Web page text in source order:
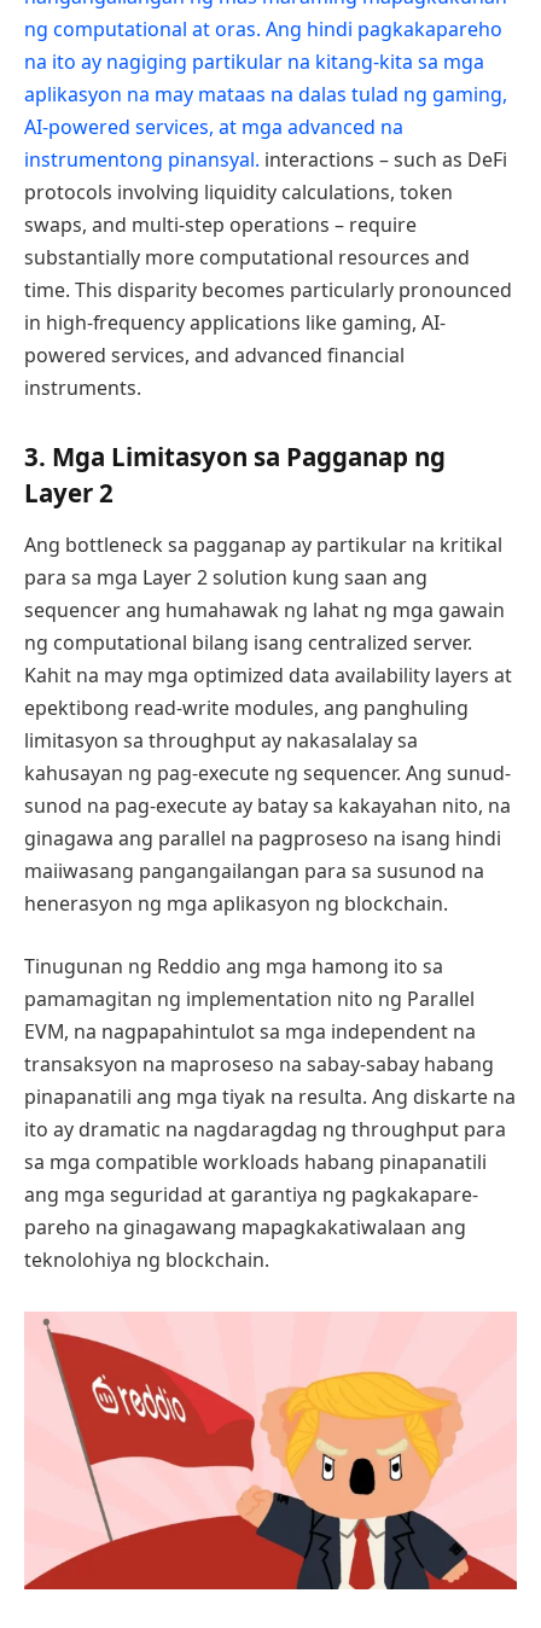
ng computational at oras. Ang hindi pagkakapareho
na ito ay nagiging partikular na kitang-kita sa mga
aplikasyon na may mataas na dalas tulad ng gaming,
AI-powered services, at mga advanced na
instrumentong pinansyal. interactions – such as DeFi
protocols involving liquidity calculations, token
swaps, and multi-step operations – require
substantially more computational resources and
time. This disparity becomes particularly pronounced
in high-frequency applications like gaming, AI-
powered services, and advanced financial
instruments.
3. Mga Limitasyon sa Pagganap ng
Layer 2
Ang bottleneck sa pagganap ay partikular na kritikal
para sa mga Layer 2 solution kung saan ang
sequencer ang humahawak ng lahat ng mga gawain
ng computational bilang isang centralized server.
Kahit na may mga optimized data availability layers at
epektibong read-write modules, ang panghuling
limitasyon sa throughput ay nakasalalay sa
kahusayan ng pag-execute ng sequencer. Ang sunud-
sunod na pag-execute ay batay sa kakayahan nito, na
ginagawa ang parallel na pagproseso na isang hindi
maiiwasang pangangailangan para sa susunod na
henerasyon ng mga aplikasyon ng blockchain.
Tinugunan ng Reddio ang mga hamong ito sa
pamamagitan ng implementation nito ng Parallel
EVM, na nagpapahintulot sa mga independent na
transaksyon na maproseso na sabay-sabay habang
pinapanatili ang mga tiyak na resulta. Ang diskarte na
ito ay dramatic na nagdaragdag ng throughput para
sa mga compatible workloads habang pinapanatili
ang mga seguridad at garantiya ng pagkakapare-
pareho na ginagawang mapagkakatiwalaan ang
teknolohiya ng blockchain.